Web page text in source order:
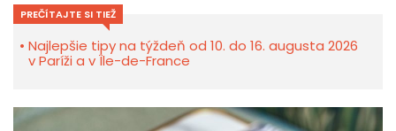
PREČÍTAJTE SI TIEŽ
Najlepšie tipy na týždeň od 10. do 16. augusta 2026
v Paríži a v Île-de-France